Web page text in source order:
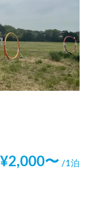
¥2,000〜 /1泊